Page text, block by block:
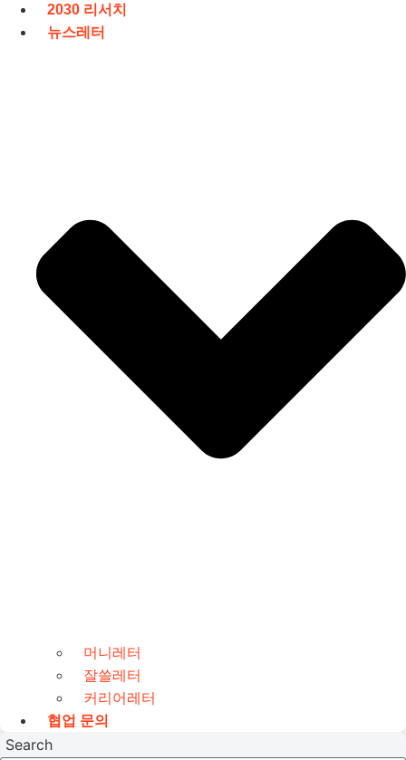
2030 리서치
뉴스레터
머니레터
잘쓸레터
커리어레터
협업 문의
Search